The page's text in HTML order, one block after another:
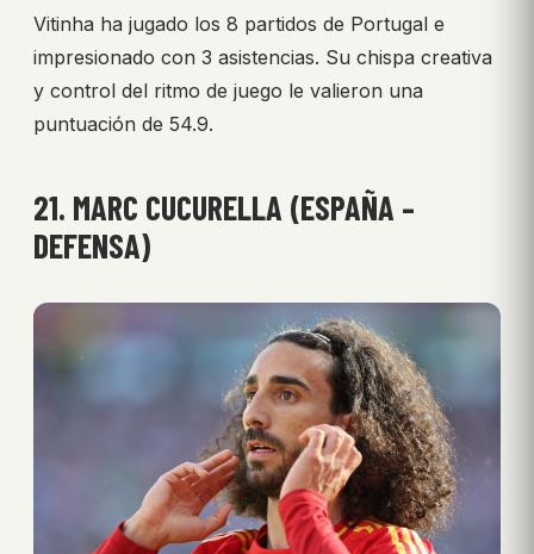
Vitinha ha jugado los 8 partidos de Portugal e
impresionado con 3 asistencias. Su chispa creativa
y control del ritmo de juego le valieron una
puntuación de 54.9.
21. MARC CUCURELLA (ESPAÑA –
DEFENSA)